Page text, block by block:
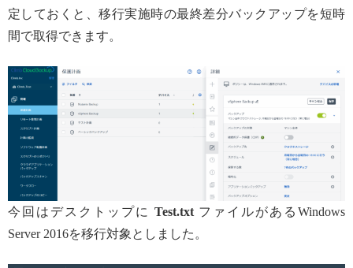
定しておくと、移行実施時の最終差分バックアップを短時
間で取得できます。
今回はデスクトップに Test.txtファイルがあるWindows
Server 2016を移行対象としました。